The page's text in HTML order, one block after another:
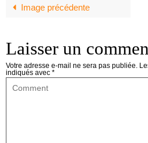
Image précédente
Laisser un
Votre adresse e-mail ne sera pas publiée.
indiqués avec *